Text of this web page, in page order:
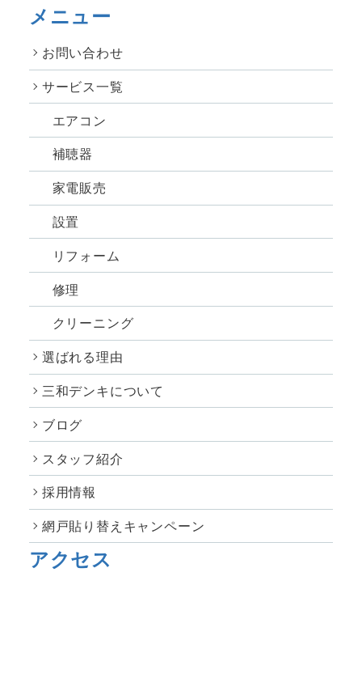
メニュー
お問い合わせ
サービス一覧
エアコン
補聴器
家電販売
設置
リフォーム
修理
クリーニング
選ばれる理由
三和デンキについて
ブログ
スタッフ紹介
採用情報
網戸貼り替えキャンペーン
アクセス